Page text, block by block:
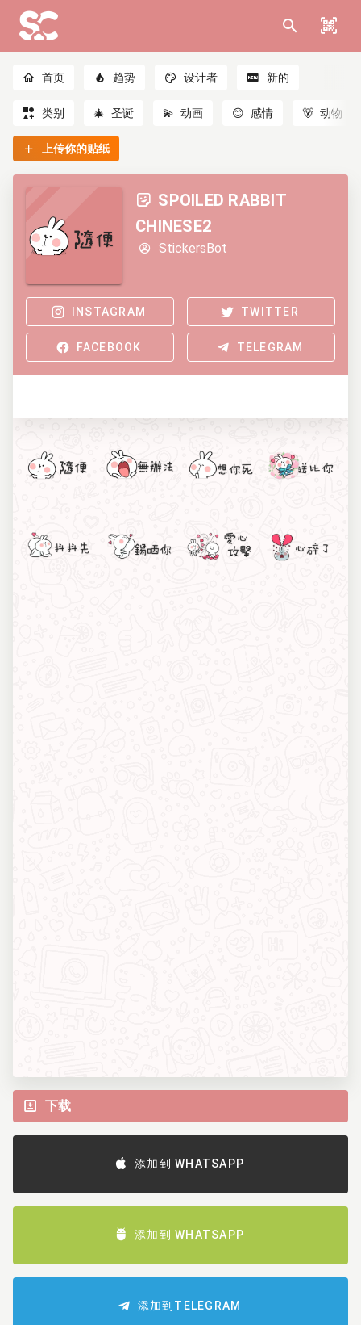
首页 趋势 设计者 新的
类别 🎄 圣诞 💫 动画 😊 感情 🐻 动物
上传你的贴纸
SPOILED RABBIT
CHINESE2
StickersBot
INSTAGRAM TWITTER
FACEBOOK TELEGRAM
下载
添加到 WHATSAPP
添加到 WHATSAPP
添加到TELEGRAM